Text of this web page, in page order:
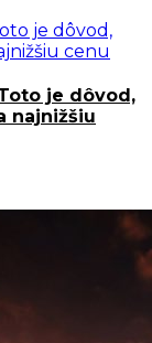
je dôvod,
najnižšiu